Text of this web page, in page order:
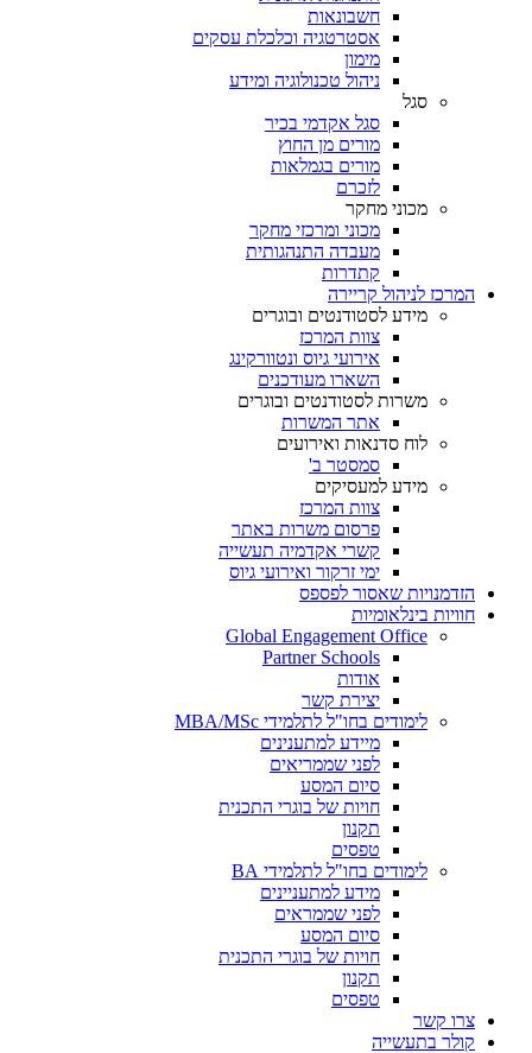
חשבונאות
אסטרטגיה וכלכלת עסקים
מימון
ניהול טכנולוגיה ומידע
סגל
סגל אקדמי בכיר
מורים מן החוץ
מורים בגמלאות
לזכרם
מכוני מחקר
מכוני ומרכזי מחקר
מעבדה התנהגותית
קתדרות
המרכז לניהול קריירה
מידע לסטודנטים ובוגרים
צוות המרכז
אירועי גיוס ונטוורקינג
השארו מעודכנים
משרות לסטודנטים ובוגרים
אתר המשרות
לוח סדנאות ואירועים
סמסטר ב'
מידע למעסיקים
צוות המרכז
פרסום משרות באתר
קשרי אקדמיה תעשייה
ימי זרקור ואירועי גיוס
הזדמנויות שאסור לפספס
חוויות בינלאומיות
Global Engagement Office
Partner Schools
אודות
יצירת קשר
לימודים בחו"ל לתלמידי MBA/MSc
מיידע למתענינים
לפני שממריאים
סיום המסע
חויות של בוגרי התכנית
תקנון
טפסים
לימודים בחו"ל לתלמידי BA
מידע למתעניינים
לפני שממראים
סיום המסע
חויות של בוגרי התכנית
תקנון
טפסים
צרו קשר
קולר בתעשייה